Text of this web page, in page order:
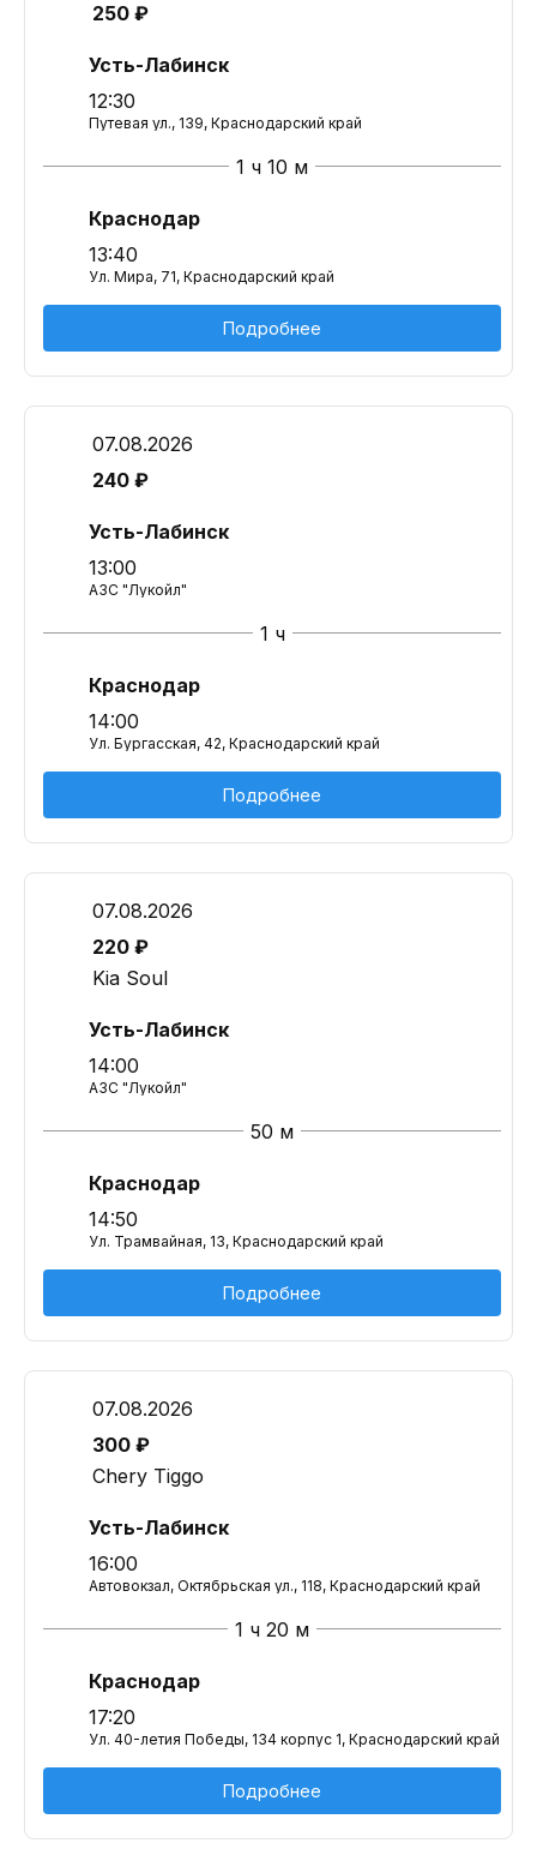
250 ₽
Усть-Лабинск
12:30
Путевая ул., 139, Краснодарский край
1 ч 10 м
Краснодар
13:40
Ул. Мира, 71, Краснодарский край
Подробнее
07.08.2026
240 ₽
Усть-Лабинск
13:00
АЗС "Лукойл"
1 ч
Краснодар
14:00
Ул. Бургасская, 42, Краснодарский край
Подробнее
07.08.2026
220 ₽
Kia Soul
Усть-Лабинск
14:00
АЗС "Лукойл"
50 м
Краснодар
14:50
Ул. Трамвайная, 13, Краснодарский край
Подробнее
07.08.2026
300 ₽
Chery Tiggo
Усть-Лабинск
16:00
Автовокзал, Октябрьская ул., 118, Краснодарский край
1 ч 20 м
Краснодар
17:20
Ул. 40-летия Победы, 134 корпус 1, Краснодарский край
Подробнее